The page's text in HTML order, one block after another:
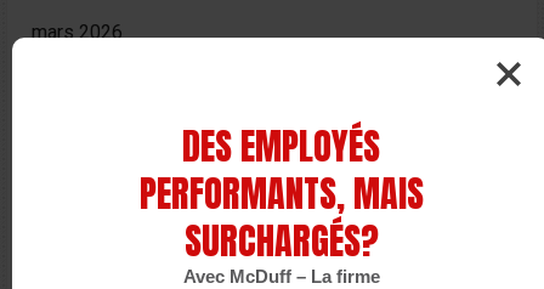
mars 2026
DES EMPLOYÉS
PERFORMANTS, MAIS
SURCHARGÉS?
Avec McDuff – La firme